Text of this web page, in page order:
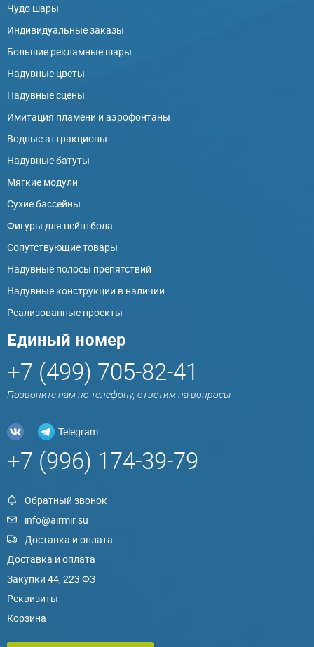
Чудо шары
Индивидуальные заказы
Большие рекламные шары
Надувные цветы
Надувные сцены
Имитация пламени и аэрофонтаны
Водные аттракционы
Надувные батуты
Мягкие модули
Сухие бассейны
Фигуры для пейнтбола
Сопутствующие товары
Надувные полосы препятствий
Надувные конструкции в наличии
Реализованные проекты
Единый номер
+7 (499) 705-82-41
Позвоните нам по телефону, ответим на вопросы
Telegram
+7 (996) 174-39-79
Обратный звонок
info@airmir.su
Доставка и оплата
Доставка и оплата
Закупки 44, 223 ФЗ
Реквизиты
Корзина